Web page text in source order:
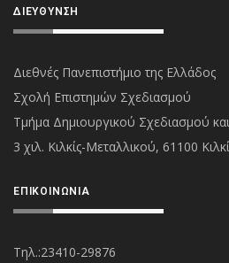
ΔΙΕΎΘΥΝΣΗ
Διεθνές Πανεπιστήμιο της Ελλάδος
Σχολή Επιστημών Σχεδιασμού
Τμήμα Δημιουργικού Σχεδιασμού
3 χιλ. Κιλκίς-Μεταλλικού, 61100
ΕΠΙΚΟΙΝΩΝΊΑ
Τηλ.:23410-29876